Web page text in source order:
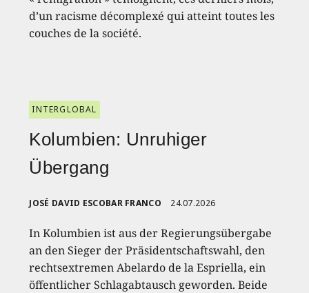
d’un racisme décomplexé qui atteint toutes les
couches de la société.
INTERGLOBAL
Kolumbien: Unruhiger
Übergang
JOSÉ DAVID ESCOBAR FRANCO 24.07.2026
In Kolumbien ist aus der Regierungsübergabe
an den Sieger der Präsidentschaftswahl, den
rechtsextremen Abelardo de la Espriella, ein
öffentlicher Schlagabtausch geworden. Beide